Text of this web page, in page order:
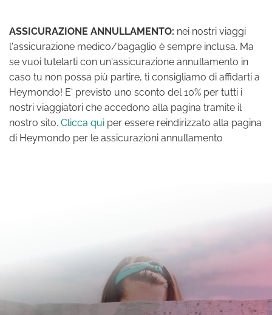
ASSICURAZIONE ANNULLAMENTO: nei nostri viaggi
l'assicurazione medico/bagaglio è sempre inclusa. Ma
se vuoi tutelarti con un'assicurazione annullamento in
caso tu non possa più partire, ti consigliamo di affidarti a
Heymondo! E' previsto uno sconto del 10% per tutti i
nostri viaggiatori che accedono alla pagina tramite il
nostro sito. Clicca qui per essere reindirizzato alla pagina
di Heymondo per le assicurazioni annullamento